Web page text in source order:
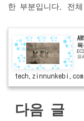
한 부분입니다. 전
프
tech.zinnunkebi.com
다음 글